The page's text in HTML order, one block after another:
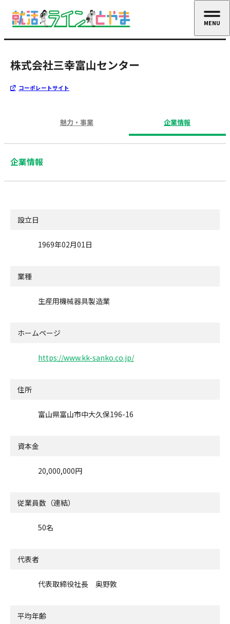
株式会社三幸富山センター
コーポレートサイト
魅力・事業 企業情報
企業情報
設立日
1969年02月01日
業種
生産用機械器具製造業
ホームページ
https://www.kk-sanko.co.jp/
住所
富山県富山市中大久保196-16
資本金
20,000,000円
従業員数（連結）
50名
代表者
代表取締役社長 奥野敦
平均年齢
MENU